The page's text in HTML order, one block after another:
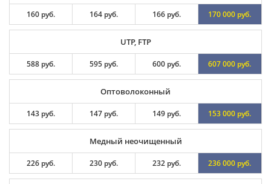
160 руб. 164 руб. 166 руб. 170 000 руб.
UTP, FTP
588 руб. 595 руб. 600 руб. 607 000 руб.
Оптоволоконный
143 руб. 147 руб. 149 руб. 153 000 руб.
Медный неочищенный
226 руб. 230 руб. 232 руб. 236 000 руб.